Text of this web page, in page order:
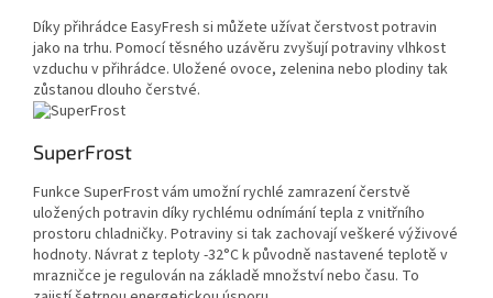
Díky přihrádce EasyFresh si můžete užívat čerstvost potravin
jako na trhu. Pomocí těsného uzávěru zvyšují potraviny vlhkost
vzduchu v přihrádce. Uložené ovoce, zelenina nebo plodiny tak
zůstanou dlouho čerstvé.
SuperFrost
Funkce SuperFrost vám umožní rychlé zamrazení čerstvě
uložených potravin díky rychlému odnímání tepla z vnitřního
prostoru chladničky. Potraviny si tak zachovají veškeré výživové
hodnoty. Návrat z teploty -32°C k původně nastavené teplotě v
mrazničce je regulován na základě množství nebo času. To